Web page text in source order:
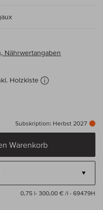
Nährwertangaben
Holzkiste
Subskription: Herbst 2027
Warenkorb
0,75 l· 300,00 € /l · 69479H